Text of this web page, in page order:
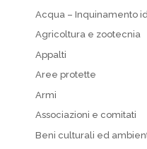
Acqua – Inquinamento
Agricoltura e zootecnia
Appalti
Aree protette
Armi
Associazioni e comitati
Beni culturali ed